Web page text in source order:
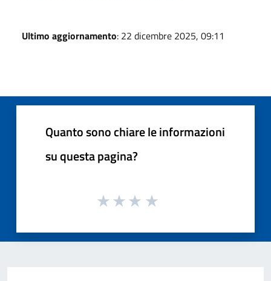
Ultimo aggiornamento: 22 dicembre 2025, 09:11
Quanto sono chiare le informazioni
su questa pagina?